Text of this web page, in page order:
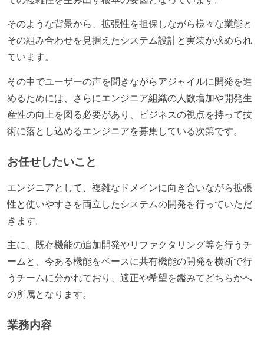
そのような背景から、拡張性を担保しながら様々な業態と
その組み合わせを見据えたシステム設計と実装が求められ
ています。
その中でユーザーの声を聞きながらアジャイルに開発を進
めるためには、さらにエンジニア組織の人数増加や開発生
産性の向上を図る必要があり、ビジネスの視点を持って技
術に落とし込めるエンジニアを募集している次第です。
お任せしたいこと
エンジニアとして、複雑なドメインに向き合いながら拡張
性と使いやすさを両立したシステムの開発を行っていただ
きます。
主に、既存機能の追加開発やリファクタリング等を行うチ
ームと、今ある機能をベースに共有機能の開発を横断で行
うチームに分かれており、適正や希望を鑑みてどちらかへ
の所属となります。
業務内容